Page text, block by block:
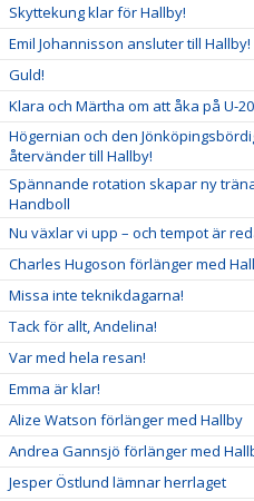
Skyttekung klar för Hallby!
Emil Johannisson ansluter till Hallby!
Guld!
Klara och Märtha om att åka på U-
Högernian och den
återvänder till Hallby!
Spännande rotation skapar ny
Handboll
Nu växlar vi upp – och tempot är
Charles Hugoson förlänger med
Missa inte teknikdagarna!
Tack för allt, Andelina!
Var med hela resan!
Emma är klar!
Alize Watson förlänger med Hallby
Andrea Gannsjö förlänger med
Jesper Östlund lämnar herrlaget